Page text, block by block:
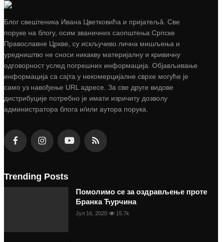
Блог свештеника Ивана Цветковића и пријатељâ. Све
поруке на блогу, осим званичних саопштења Српске
Православне Цркве, су искључиво лична мишљења и
уредништво не сноси никакву материјалну и кривичну
одговорност услед погрешних информација. Објављивање
информација са сајта у некомерцијалне сврхе могуће је
само уз навођење URL адресе. За све друге видове
дистрибуције потребно је имати изричиту дозволу
администратора блога и/или аутора порука.
Trending Posts
Помолимо се за оздрављење проте
Бранка Ћурчина
Јул 16, 2020 15.7k